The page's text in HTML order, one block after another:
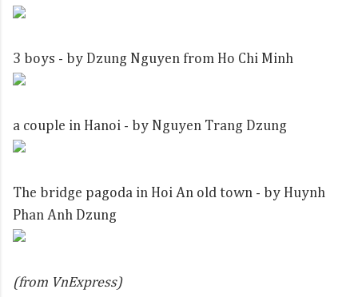
3 boys - by Dzung Nguyen from Ho Chi Minh
a couple in Hanoi - by Nguyen Trang Dzung
The bridge pagoda in Hoi An old town - by Huynh
Phan Anh Dzung
(from VnExpress)